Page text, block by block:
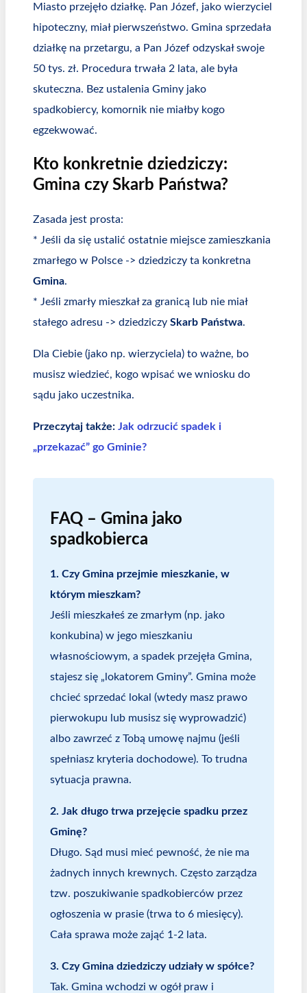
Miasto przejęło działkę. Pan Józef, jako wierzyciel
hipoteczny, miał pierwszeństwo. Gmina sprzedała
działkę na przetargu, a Pan Józef odzyskał swoje
50 tys. zł. Procedura trwała 2 lata, ale była
skuteczna. Bez ustalenia Gminy jako
spadkobiercy, komornik nie miałby kogo
egzekwować.
Kto konkretnie dziedziczy:
Gmina czy Skarb Państwa?
Zasada jest prosta:
* Jeśli da się ustalić ostatnie miejsce zamieszkania
zmarłego w Polsce -> dziedziczy ta konkretna
Gmina.
* Jeśli zmarły mieszkał za granicą lub nie miał
stałego adresu -> dziedziczy Skarb Państwa.
Dla Ciebie (jako np. wierzyciela) to ważne, bo
musisz wiedzieć, kogo wpisać we wniosku do
sądu jako uczestnika.
Przeczytaj także: Jak odrzucić spadek i
„przekazać” go Gminie?
FAQ – Gmina jako
spadkobierca
1. Czy Gmina przejmie mieszkanie, w
którym mieszkam?
Jeśli mieszkałeś ze zmarłym (np. jako
konkubina) w jego mieszkaniu
własnościowym, a spadek przejęła Gmina,
stajesz się „lokatorem Gminy”. Gmina może
chcieć sprzedać lokal (wtedy masz prawo
pierwokupu lub musisz się wyprowadzić)
albo zawrzeć z Tobą umowę najmu (jeśli
spełniasz kryteria dochodowe). To trudna
sytuacja prawna.
2. Jak długo trwa przejęcie spadku przez
Gminę?
Długo. Sąd musi mieć pewność, że nie ma
żadnych innych krewnych. Często zarządza
tzw. poszukiwanie spadkobierców przez
ogłoszenia w prasie (trwa to 6 miesięcy).
Cała sprawa może zająć 1-2 lata.
3. Czy Gmina dziedziczy udziały w spółce?
Tak. Gmina wchodzi w ogół praw i